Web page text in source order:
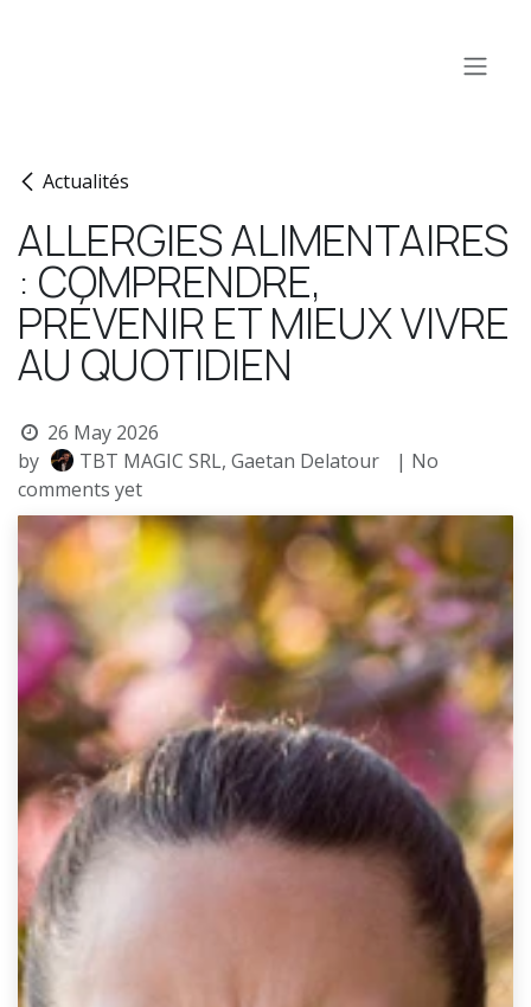
Actualités
ALLERGIES ALIMENTAIRES
: COMPRENDRE,
PRÉVENIR ET MIEUX VIVRE
AU QUOTIDIEN
26 May 2026
by
TBT MAGIC SRL, Gaetan Delatour
| No
comments yet